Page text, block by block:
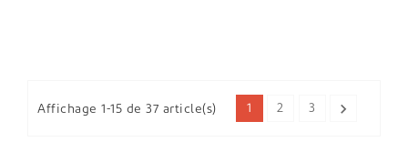
Affichage 1-15 de 37 article(s) 1 2 3 